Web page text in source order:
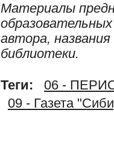
Материалы
автора,
библиотеки.
Теги:
06 -
09 - Газета